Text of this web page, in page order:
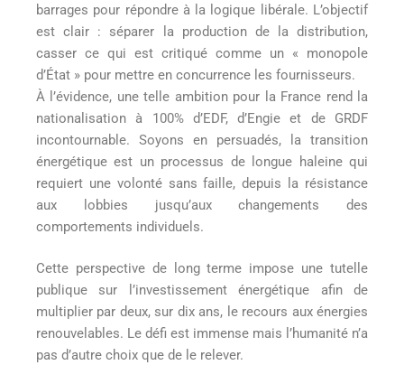
barrages pour répondre à la logique libérale. L’objectif
est clair : séparer la production de la distribution,
casser ce qui est critiqué comme un « monopole
d’État » pour mettre en concurrence les fournisseurs.
À l’évidence, une telle ambition pour la France rend la
nationalisation à 100% d’EDF, d’Engie et de GRDF
incontournable. Soyons en persuadés, la transition
énergétique est un processus de longue haleine qui
requiert une volonté sans faille, depuis la résistance
aux lobbies jusqu’aux changements des
comportements individuels.
Cette perspective de long terme impose une tutelle
publique sur l’investissement énergétique afin de
multiplier par deux, sur dix ans, le recours aux énergies
renouvelables. Le défi est immense mais l’humanité n’a
pas d’autre choix que de le relever.